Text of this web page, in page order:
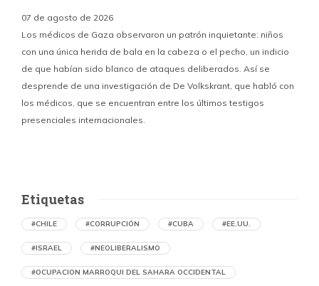
07 de agosto de 2026
Los médicos de Gaza observaron un patrón inquietante: niños
con una única herida de bala en la cabeza o el pecho, un indicio
de que habían sido blanco de ataques deliberados. Así se
desprende de una investigación de De Volkskrant, que habló con
los médicos, que se encuentran entre los últimos testigos
presenciales internacionales.
Etiquetas
#CHILE #CORRUPCIÓN #CUBA #EE.UU.
#ISRAEL #NEOLIBERALISMO
#OCUPACION MARROQUI DEL SAHARA OCCIDENTAL